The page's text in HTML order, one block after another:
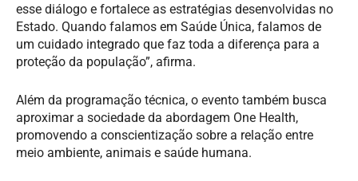
esse diálogo e fortalece as estratégias desenvolvidas no
Estado. Quando falamos em Saúde Única, falamos de
um cuidado integrado que faz toda a diferença para a
proteção da população”, afirma.
Além da programação técnica, o evento também busca
aproximar a sociedade da abordagem One Health,
promovendo a conscientização sobre a relação entre
meio ambiente, animais e saúde humana.